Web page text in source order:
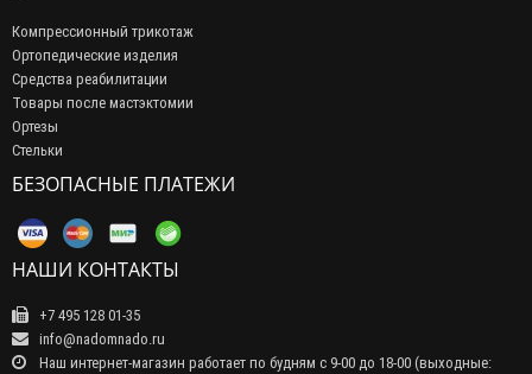
Компрессионный трикотаж
Ортопедические изделия
Средства реабилитации
Товары после мастэктомии
Ортезы
Стельки
БЕЗОПАСНЫЕ ПЛАТЕЖИ
НАШИ КОНТАКТЫ
+7 495 128 01-35
info@nadomnado.ru
Наш интернет-магазин работает по будням с 9-00 до 18-00 (выходные: